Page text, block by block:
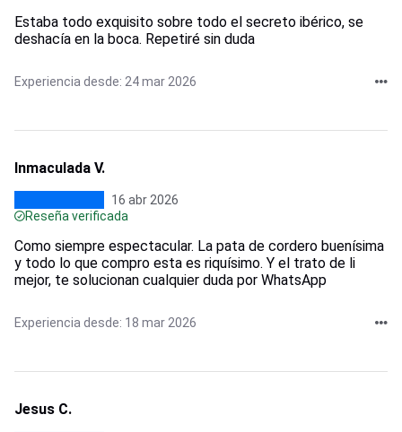
Estaba todo exquisito sobre todo el secreto ibérico, se
deshacía en la boca. Repetiré sin duda
Experiencia desde: 24 mar 2026
Inmaculada V.
16 abr 2026
Reseña verificada
Como siempre espectacular. La pata de cordero buenísima
y todo lo que compro esta es riquísimo. Y el trato de li
mejor, te solucionan cualquier duda por WhatsApp
Experiencia desde: 18 mar 2026
Jesus C.